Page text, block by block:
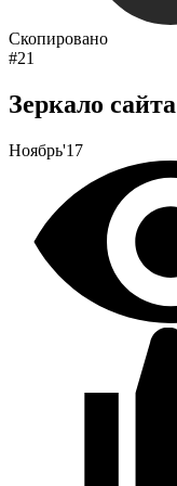
Скопировано
#21
Зеркало
Ноябрь'17